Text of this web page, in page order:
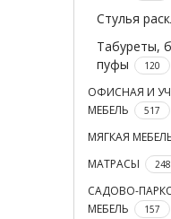
Стулья
Табуреты,
пуфы
120
ОФИСНАЯ И
МЕБЕЛЬ
517
МЯГКАЯ
МАТРАСЫ 248
САДОВО-
МЕБЕЛЬ
157